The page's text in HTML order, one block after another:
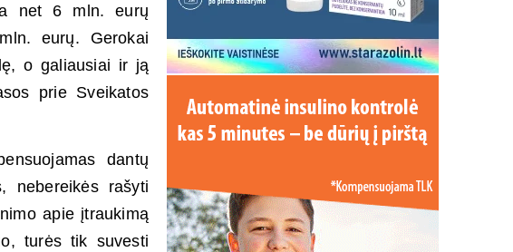
net 6 mln. eurų
eurų. Gerokai
o galiausiai ir ją
prie Sveikatos
dantų
nebereikės rašyti
apie įtraukimą
turės tik suvesti